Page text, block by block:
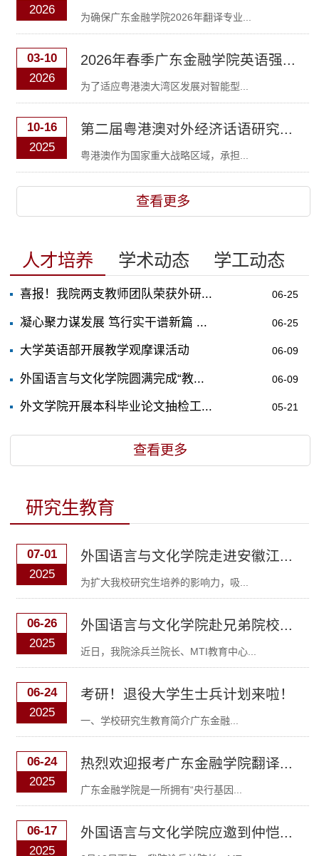
2026
为确保广东金融学院2026年翻译专业...
03-10
2026
2026年春季广东金融学院英语强...
为了适应粤港澳大湾区发展对智能型...
10-16
2025
第二届粤港澳对外经济话语研究...
粤港澳作为国家重大战略区域，承担...
查看更多
人才培养 学术动态 学工动态
喜报！我院两支教师团队荣获外研... 06-25
凝心聚力谋发展 笃行实干谱新篇 ... 06-25
大学英语部开展教学观摩课活动 06-09
外国语言与文化学院圆满完成“教... 06-09
外文学院开展本科毕业论文抽检工... 05-21
查看更多
研究生教育
07-01
2025
外国语言与文化学院走进安徽江...
为扩大我校研究生培养的影响力，吸...
06-26
2025
外国语言与文化学院赴兄弟院校...
近日，我院涂兵兰院长、MTI教育中心...
06-24
2025
考研！退役大学生士兵计划来啦！
​一、学校研究生教育简介广东金融...
06-24
2025
热烈欢迎报考广东金融学院翻译...
广东金融学院是一所拥有“央行基因...
06-17
2025
外国语言与文化学院应邀到仲恺...